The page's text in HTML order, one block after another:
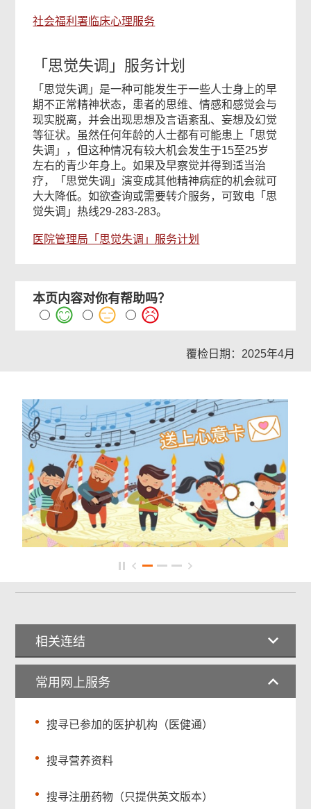
社会福利署临床心理服务
「思觉失调」服务计划
「思觉失调」是一种可能发生于一些人士身上的早
期不正常精神状态，患者的思维、情感和感觉会与
现实脱离，并会出现思想及言语紊乱、妄想及幻觉
等征状。虽然任何年龄的人士都有可能患上「思觉
失调」，但这种情况有较大机会发生于15至25岁
左右的青少年身上。如果及早察觉并得到适当治
疗，「思觉失调」演变成其他精神病症的机会就可
大大降低。如欲查询或需要转介服务，可致电「思
觉失调」热线29-283-283。
医院管理局「思觉失调」服务计划
本页内容对你有帮助吗？
覆检日期：2025年4月
相关连结
常用网上服务
搜寻已参加的医护机构（医健通）
搜寻营养资料
搜寻注册药物（只提供英文版本）